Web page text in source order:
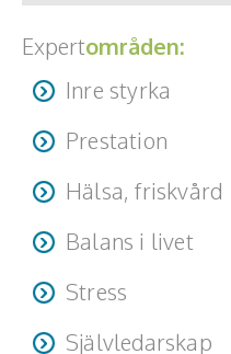
Författare
Idrottare och äventyrare
Kända musiker
Skådespelare
Alla talare
Alla ämnen
Expertområden:
Inre styrka
Prestation
Hälsa, friskvård
Balans i livet
Stress
Självledarskap